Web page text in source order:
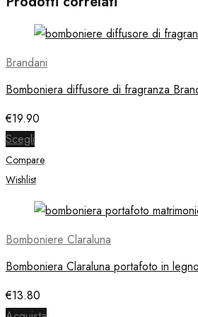
Brandani
Bomboniera diffusore di fragranza
€19.90
Scegli
Compare
Wishlist
Bomboniere Claraluna
Bomboniera Claraluna portafoto in
€13.80